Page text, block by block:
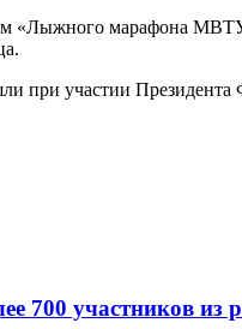
«Лыжного марафона
при участии
700 участников из